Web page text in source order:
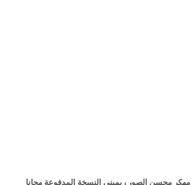
تحميل برنامج Remini مهكر محسن الصور ريميني النسخة المدفوعة مجانا